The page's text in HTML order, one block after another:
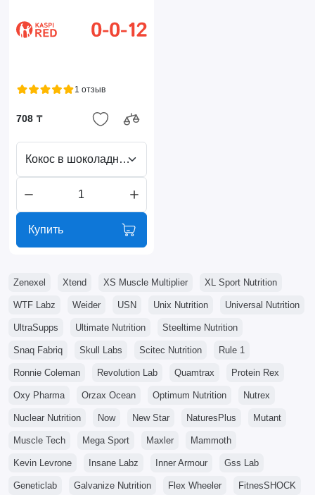
1 отзыв
708 ₸
Кокос в шоколадной глазури
Купить
Zenexel Xtend XS Muscle Multiplier XL Sport Nutrition
WTF Labz Weider USN Unix Nutrition Universal Nutrition
UltraSupps Ultimate Nutrition Steeltime Nutrition
Snaq Fabriq Skull Labs Scitec Nutrition Rule 1
Ronnie Coleman Revolution Lab Quamtrax Protein Rex
Oxy Pharma Orzax Ocean Optimum Nutrition Nutrex
Nuclear Nutrition Now New Star NaturesPlus Mutant
Muscle Tech Mega Sport Maxler Mammoth
Kevin Levrone Insane Labz Inner Armour Gss Lab
Geneticlab Galvanize Nutrition Flex Wheeler FitnesSHOCK